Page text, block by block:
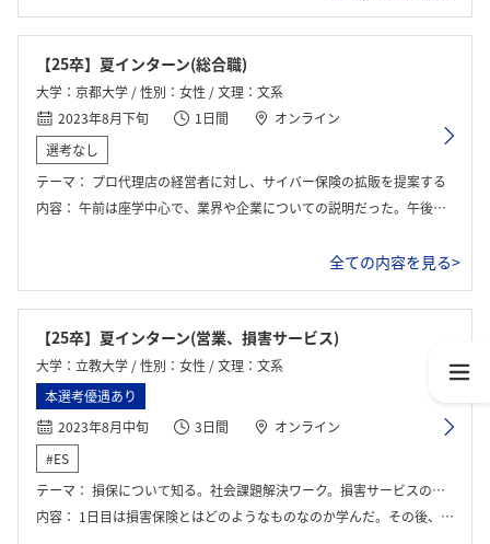
【25卒】夏インターン(総合職)
大学：京都大学 / 性別：女性 / 文理：文系
2023年8月下旬
1日間
オンライン
選考なし
テーマ： プロ代理店の経営者に対し、サイバー保険の拡販を提案する
内容： 午前は座学中心で、業界や企業についての説明だった。午後から、営業と損害サービス部門それぞれの体感ワークを行なった。
全ての内容を見る>
【25卒】夏インターン(営業、損害サービス)
大学：立教大学 / 性別：女性 / 文理：文系
本選考優遇あり
2023年8月中旬
3日間
オンライン
#ES
テーマ： 損保について知る。社会課題解決ワーク。損害サービスの業務体験。営業体験(保険の提案)。
内容： 1日目は損害保険とはどのようなものなのか学んだ。その後、営業職の体験として保険の拡販提案と、損害サービスの業務体験をした。2日目は、社会課題解決ワークを行った。現在世の中にある課題を解決するためにグループで新たな保険サービスを考えた。3日目は、2日目に行ったワークの最終確認と発表があった。その後自分自身を知るため、インターン以前に実施していたパーソナル診断を基に自己分析をしたり、共に3日間グループワークを行った人たちと他己分析をしたりした。